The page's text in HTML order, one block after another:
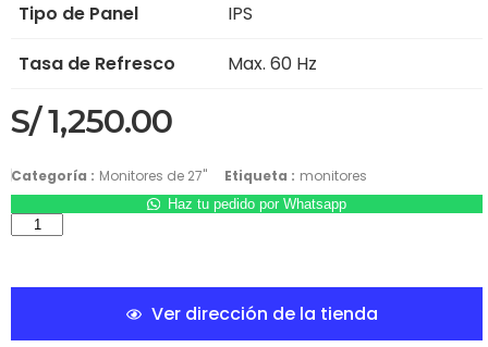
Tipo de Panel
IPS
Tasa de Refresco
Max. 60 Hz
S/1,250.00
Categoría : Monitores de 27" Etiqueta : monitores
Haz tu pedido por Whatsapp
Ver dirección de la tienda